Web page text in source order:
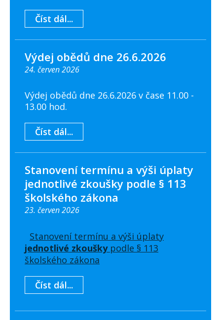
Číst dál...
Výdej obědů dne 26.6.2026
24. červen 2026
Výdej obědů dne 26.6.2026 v čase 11.00 -
13.00 hod.
Číst dál...
Stanovení termínu a výši úplaty
jednotlivé zkoušky podle § 113
školského zákona
23. červen 2026
Stanovení termínu a výši úplaty
jednotlivé zkouškypodle § 113
školského zákona
Číst dál...